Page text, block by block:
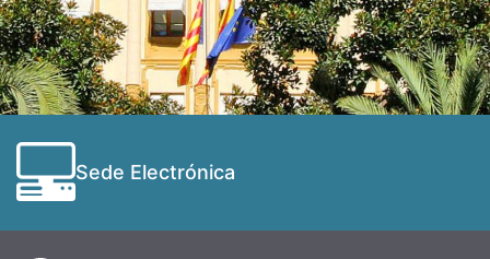
Sede Electrónica